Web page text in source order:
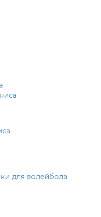
для волейбола